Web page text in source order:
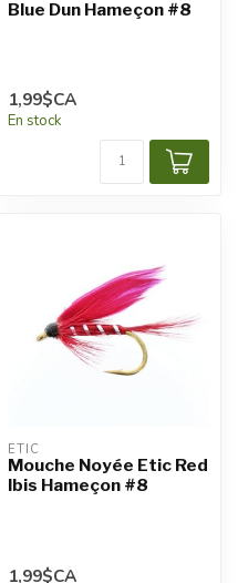
Blue Dun Hameçon #8
1,99$CA
En stock
ETIC
Mouche Noyée Etic Red
Ibis Hameçon #8
1,99$CA